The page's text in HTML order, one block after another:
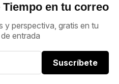
en tu correo
y perspectiva, gratis en tu
entrada
Suscríbete